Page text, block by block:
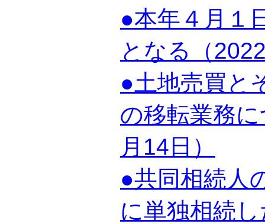
●本年４月１
となる（
●土地売買と
の移転業務
月14日）
●共同相続人
に単独相続